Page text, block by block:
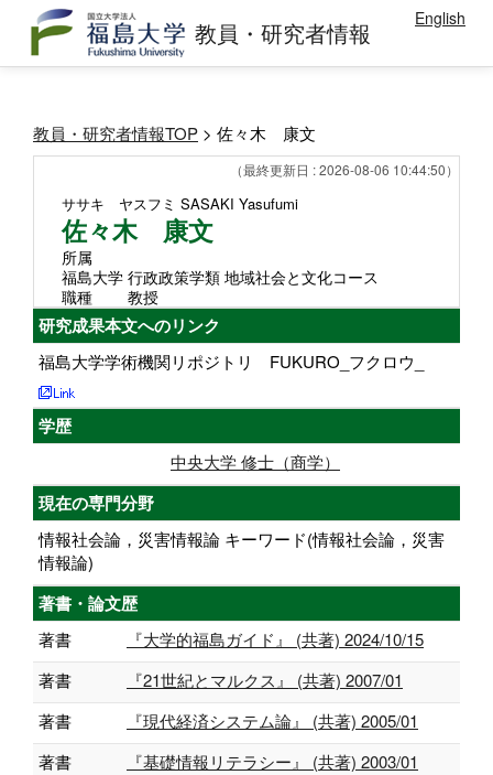
教員・研究者情報 English
教員・研究者情報TOP > 佐々木 康文
（最終更新日 : 2026-08-06 10:44:50）
ササキ ヤスフミ SASAKI Yasufumi
佐々木 康文
所属
福島大学 行政政策学類 地域社会と文化コース
職種
教授
研究成果本文へのリンク
福島大学学術機関リポジトリ FUKURO_フクロウ_
学歴
中央大学 修士（商学）
現在の専門分野
情報社会論，災害情報論 キーワード(情報社会論，災害
情報論)
著書・論文歴
著書
『大学的福島ガイド』 (共著) 2024/10/15
著書
『21世紀とマルクス』 (共著) 2007/01
著書
『現代経済システム論』 (共著) 2005/01
著書
『基礎情報リテラシー』 (共著) 2003/01